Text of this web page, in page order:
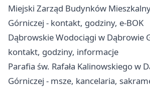
Miejski Zarząd Budynków
Górniczej - kontakt, godziny, e-BOK
Dąbrowskie Wodociągi w Dąbrowie
kontakt, godziny, informacje
Parafia św. Rafała Kalinowskiego w
Górniczej - msze, kancelaria,